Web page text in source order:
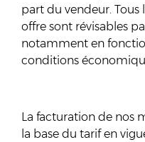
part du vendeur. Tous
offre sont révisables
notamment en
conditions
La facturation de nos
la base du tarif en